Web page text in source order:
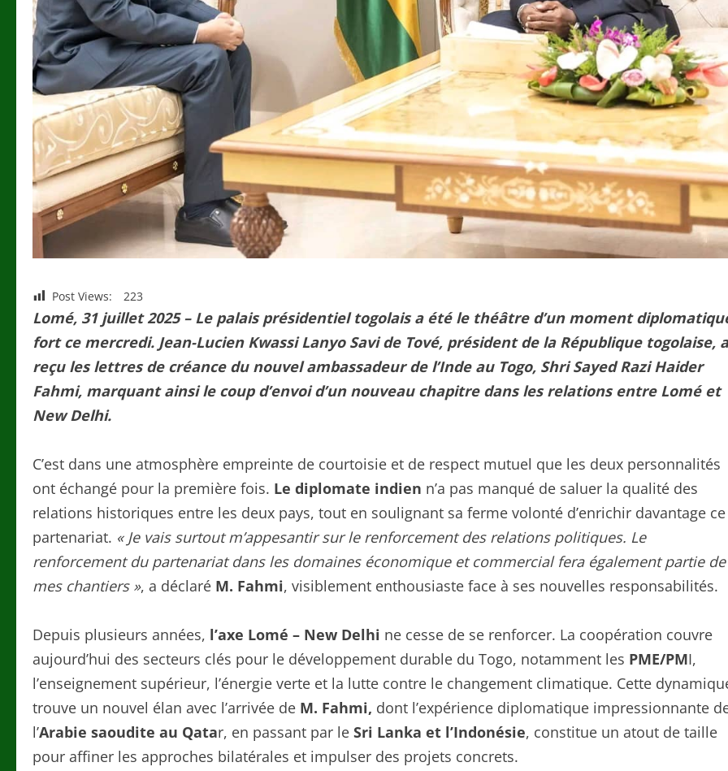
Post Views: 223
Lomé, 31 juillet 2025 – Le palais présidentiel togolais a été le théâtre d’un moment
fort ce mercredi. Jean-Lucien Kwassi Lanyo Savi de Tové, président de la République togolaise, a
reçu les lettres de créance du nouvel ambassadeur de l’Inde au Togo, Shri Sayed Razi Haider
Fahmi, marquant ainsi le coup d’envoi d’un nouveau chapitre dans les relations entre Lomé et
New Delhi.
C’est dans une atmosphère empreinte de courtoisie et de respect mutuel que les deux personnalités
ont échangé pour la première fois. Le diplomate indien n’a pas manqué de saluer la qualité des
relations historiques entre les deux pays, tout en soulignant sa ferme volonté d’enrichir davantage ce
partenariat. « Je vais surtout m’appesantir sur le renforcement des relations politiques. Le
renforcement du partenariat dans les domaines économique et commercial fera également partie de
mes chantiers », a déclaré M. Fahmi, visiblement enthousiaste face à ses nouvelles responsabilités.
Depuis plusieurs années, l’axe Lomé – New Delhi ne cesse de se renforcer. La coopération couvre
aujourd’hui des secteurs clés pour le développement durable du Togo, notamment les PME/PMI,
l’enseignement supérieur, l’énergie verte et la lutte contre le changement climatique. Cette
trouve un nouvel élan avec l’arrivée de M. Fahmi, dont l’expérience diplomatique impressionnante
l’Arabie saoudite au Qatar, en passant par le Sri Lanka et l’Indonésie, constitue un atout de taille
pour affiner les approches bilatérales et impulser des projets concrets.